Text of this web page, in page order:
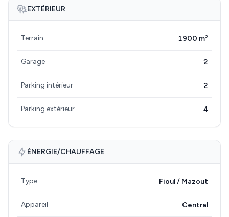
EXTÉRIEUR
Terrain 1900 m²
Garage 2
Parking intérieur 2
Parking extérieur 4
ÉNERGIE/CHAUFFAGE
Type Fioul / Mazout
Appareil Central